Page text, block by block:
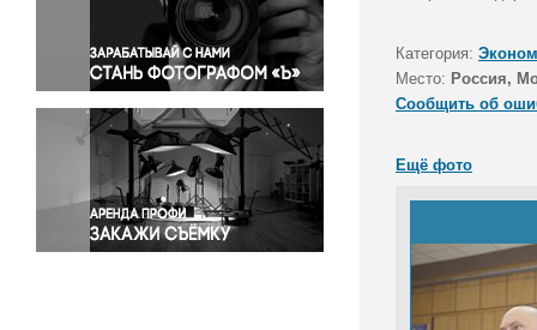
Правосудие
Происшествия и конфликты
Религия
Светская жизнь
Спорт
Экология
Экономика и бизнес
Категория:
Место: Россия,
Сообщить об
Ещё фото